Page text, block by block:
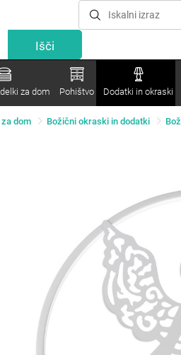
za dom Pohištvo Dodatki in okraski
dom Božični okraski in dodatki